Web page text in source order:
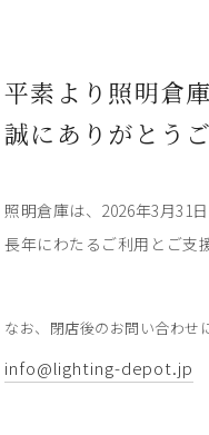
平素より照明倉
誠にありがとうご
照明倉庫は、2026年3月31
長年にわたるご利用とご支
なお、閉店後のお問い合わせ
info@lighting-depot.jp